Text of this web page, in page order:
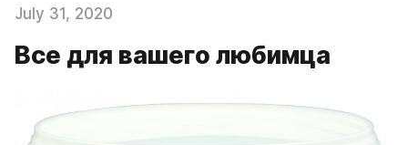
July 31, 2020
Все для вашего любимца